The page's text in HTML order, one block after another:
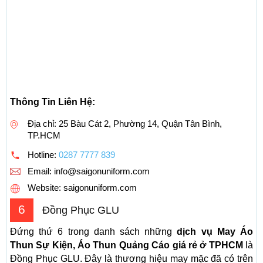
Thông Tin Liên Hệ:
Địa chỉ: 25 Bàu Cát 2, Phường 14, Quận Tân Bình,
TP.HCM
Hotline: 0287 7777 839
Email: info@saigonuniform.com
Website: saigonuniform.com
6 Đồng Phục GLU
Đứng thứ 6 trong danh sách nhữngdịch vụ May Áo
Thun Sự Kiện, Áo Thun Quảng Cáo giá rẻ ở TPHCM là
Đồng Phục GLU. Đây là thương hiệu may mặc đã có trên